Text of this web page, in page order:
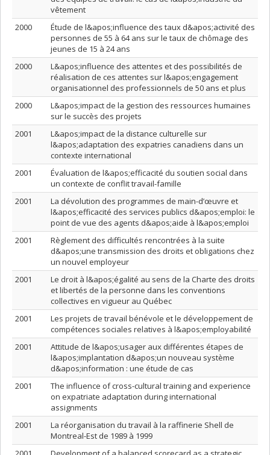
vêtement
2000
Étude de l&apos;influence des taux d&apos;activité des
personnes de 55 à 64 ans sur le taux de chômage des
jeunes de 15 à 24 ans
2000
L&apos;influence des attentes et des possibilités de
réalisation de ces attentes sur l&apos;engagement
organisationnel des professionnels de 50 ans et plus
2000
L&apos;impact de la gestion des ressources humaines
sur le succès des projets
2001
L&apos;impact de la distance culturelle sur
l&apos;adaptation des expatries canadiens dans un
contexte international
2001
Évaluation de l&apos;efficacité du soutien social dans
un contexte de conflit travail-famille
2001
La dévolution des programmes de main-d’œuvre et
l&apos;efficacité des services publics d&apos;emploi: le
point de vue des agents d&apos;aide à l&apos;emploi
2001
Règlement des difficultés rencontrées à la suite
d&apos;une transmission des droits et obligations chez
un nouvel employeur
2001
Le droit à l&apos;égalité au sens de la Charte des droits
et libertés de la personne dans les conventions
collectives en vigueur au Québec
2001
Les projets de travail bénévole et le développement de
compétences sociales relatives à l&apos;employabilité
2001
Attitude de l&apos;usager aux différentes étapes de
l&apos;implantation d&apos;un nouveau système
d&apos;information : une étude de cas
2001
The influence of cross-cultural training and experience
on expatriate adaptation during international
assignments
2001
La réorganisation du travail à la raffinerie Shell de
Montreal-Est de 1989 à 1999